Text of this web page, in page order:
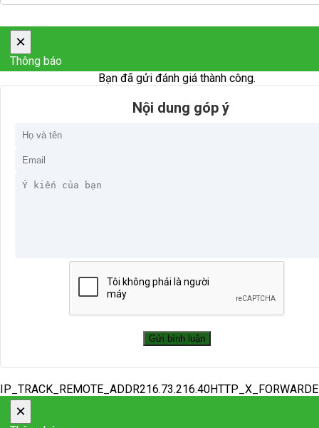
×
Thông báo
Bạn đã gửi đánh giá thành công.
Nội dung góp ý
×